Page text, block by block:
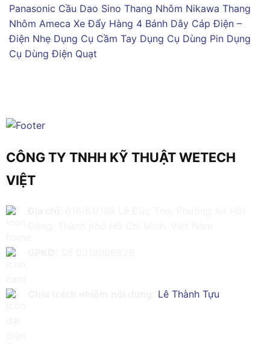
Panasonic Cầu Dao Sino Thang Nhôm Nikawa Thang
Nhôm Ameca Xe Đẩy Hàng 4 Bánh Dây Cáp Điện –
Điện Nhẹ Dụng Cụ Cầm Tay Dụng Cụ Dùng Pin Dụng
Cụ Dùng Điện Quạt
CÔNG TY TNHH KỸ THUẬT WETECH
VIỆT
Lê Thành Tựu